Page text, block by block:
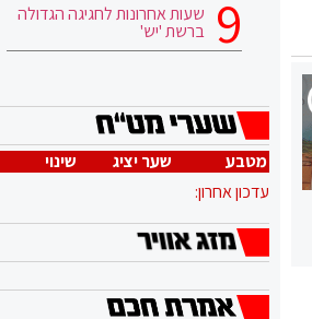
שעות אחרונות לחגיגה הגדולה
ברשת 'יש'
מטבע שער יציג
שינוי
עדכון אחרון: